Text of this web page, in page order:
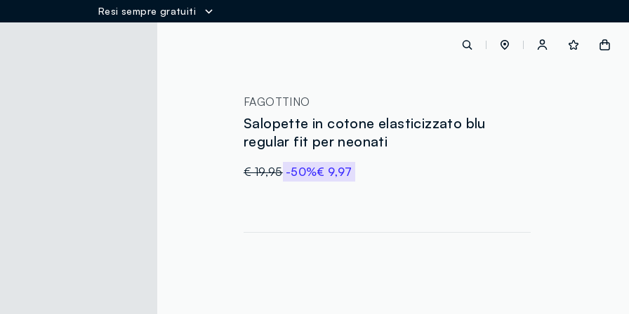
Resi sempre gratuiti
FAGOTTINO
Salopette in cotone elasticizzato blu
regular fit per neonati
€ 19,95 -50%€ 9,97